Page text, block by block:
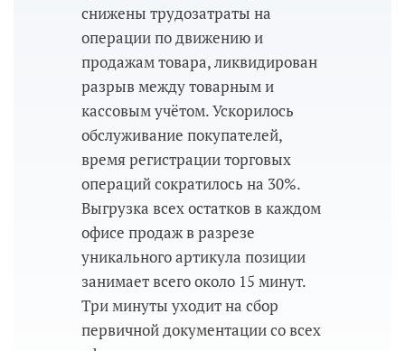
снижены трудозатраты на
операции по движению и
продажам товара, ликвидирован
разрыв между товарным и
кассовым учётом. Ускорилось
обслуживание покупателей,
время регистрации торговых
операций сократилось на 30%.
Выгрузка всех остатков в каждом
офисе продаж в разрезе
уникального артикула позиции
занимает всего около 15 минут.
Три минуты уходит на сбор
первичной документации со всех